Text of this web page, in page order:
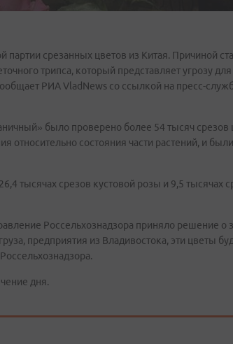
срезанных цветов из Китая. Причиной
трипса, который представляет угрозу для
РИА VladNews со ссылкой на пресс-
было проверено более 54 тысяч срезов
относительно состояния части растений, и
тысячах срезов кустовой розы и 9,5 тысячах
Россельхознадзора приняло решение о
предприятия из Владивостока, эти цветы
дня.